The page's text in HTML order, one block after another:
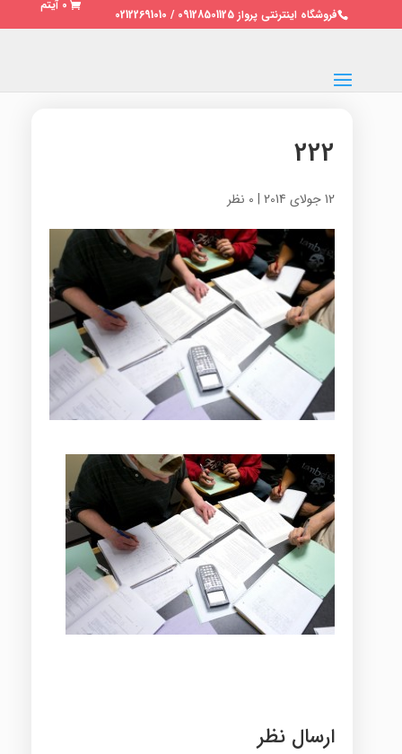
فروشگاه اینترنتی پرواز 09128501125 / 02122691010
0 آیتم
222
12 جولای 2014 | 0 نظر
ارسال نظر